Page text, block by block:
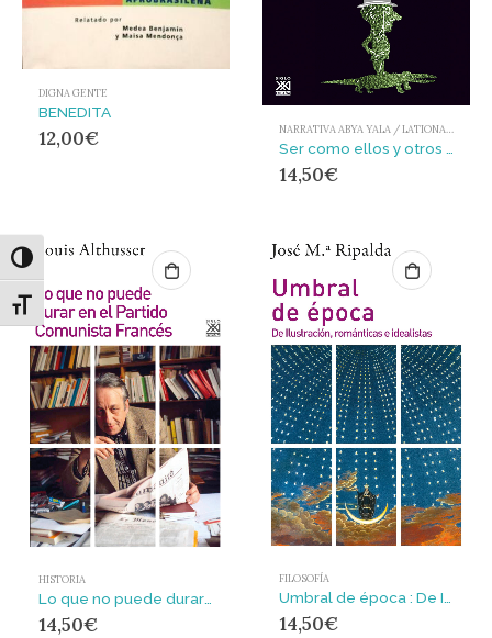
Alternar alto contraste
Alternar tamaño de letra
DIGNA GENTE
BENEDITA
12,00€ NARRATIVA ABYA YALA / LATIONAMÉRICA Y EL CARIBE
Ser como ellos y otros artículos
14,50€
HISTORIA
14,50€
FILOSOFÍA
Umbral de época : De Ilustración, románticas e idealistas
14,50€